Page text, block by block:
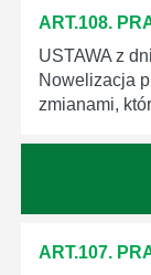
ART.108.
USTAWA z
Nowelizacja
zmianami,
ART.107.